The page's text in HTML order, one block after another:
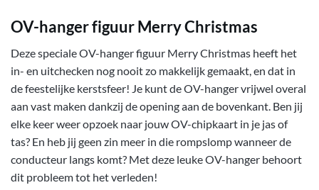
OV-hanger figuur Merry Christmas
Deze speciale OV-hanger figuur Merry Christmas heeft het
in- en uitchecken nog nooit zo makkelijk gemaakt, en dat in
de feestelijke kerstsfeer! Je kunt de OV-hanger vrijwel overal
aan vast maken dankzij de opening aan de bovenkant. Ben jij
elke keer weer opzoek naar jouw OV-chipkaart in je jas of
tas? En heb jij geen zin meer in die rompslomp wanneer de
conducteur langs komt? Met deze leuke OV-hanger behoort
dit probleem tot het verleden!